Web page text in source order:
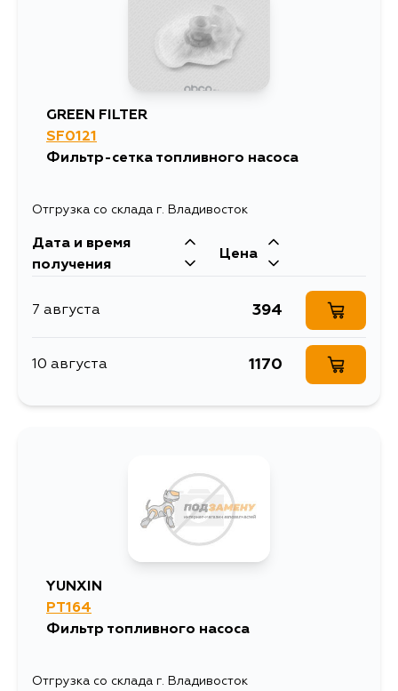
GREEN FILTER
SF0121
Фильтр-сетка топливного насоса
Отгрузка со склада г. Владивосток
Дата и время
получения
Цена
7 августа 394
10 августа 1170
YUNXIN
PT164
Фильтр топливного насоса
Отгрузка со склада г. Владивосток